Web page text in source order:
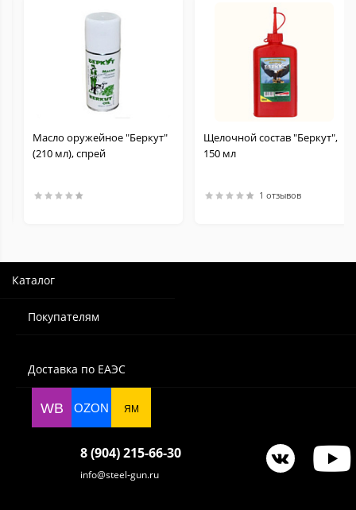
Масло оружейное "Беркут"
(210 мл), спрей
Щелочной состав "Беркут",
150 мл
1 отзывов
Каталог
Покупателям
Доставка по ЕАЭС
WB OZON ЯМ
8 (904) 215-66-30
info@steel-gun.ru